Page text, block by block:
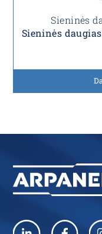
Sieninės
Sieninės